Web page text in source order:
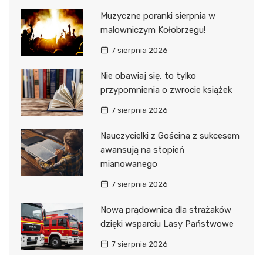
Muzyczne poranki sierpnia w
malowniczym Kołobrzegu!
7 sierpnia 2026
Nie obawiaj się, to tylko
przypomnienia o zwrocie książek
7 sierpnia 2026
Nauczycielki z Gościna z sukcesem
awansują na stopień
mianowanego
7 sierpnia 2026
Nowa prądownica dla strażaków
dzięki wsparciu Lasy Państwowe
7 sierpnia 2026